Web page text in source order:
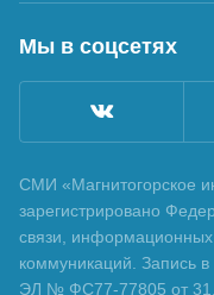
Мы в соцсетях
СМИ «Магнитогорское
зарегистрировано
связи,
коммуникаций. Запись
ЭЛ № ФС77-77805 от